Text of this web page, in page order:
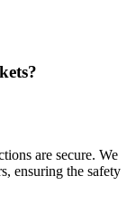
are secure. We
ensuring the safety